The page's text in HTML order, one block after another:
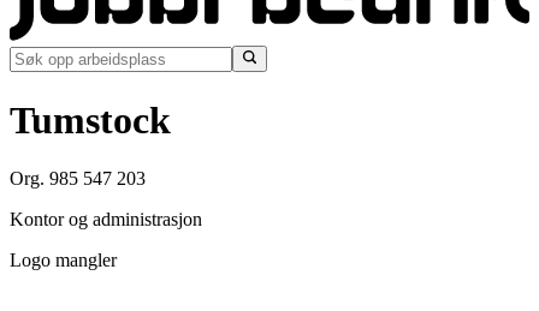
Tumstock
Org. 985 547 203
Kontor og administrasjon
Logo mangler